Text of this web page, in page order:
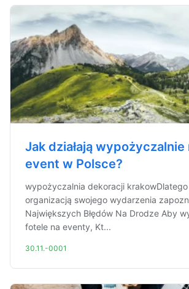
Jak działają wypożyczalnie
event w Polsce?
wypożyczalnia dekoracji
organizacją swojego wydarzenia
Największych Błędów Na Drodze Aby
fotele na eventy, Kt...
30.11.-0001